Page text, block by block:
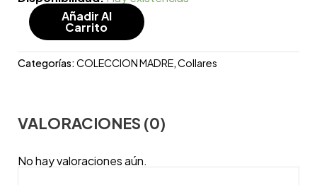
Añadir Al
Carrito
Categorías:COLECCION MADRE,Collares
VALORACIONES (0)
No hay valoraciones aún.